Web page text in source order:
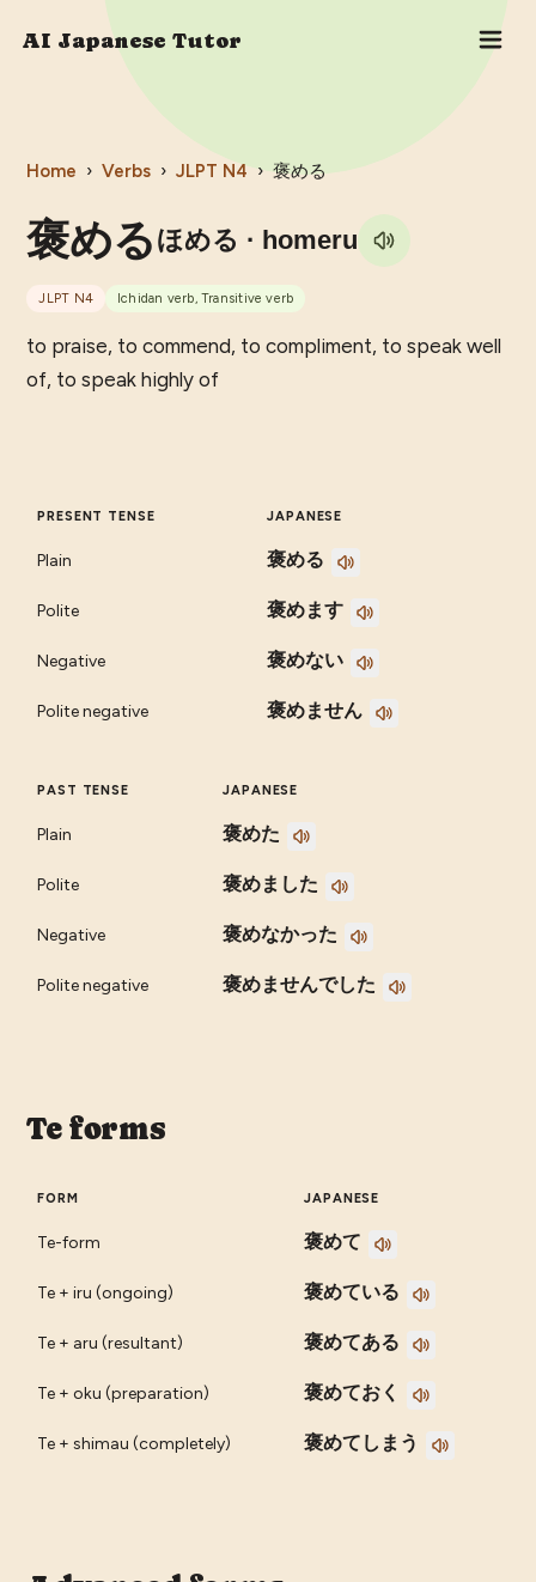
AI Japanese Tutor
Home › Verbs › JLPT N4 › 褒める
褒める ほめる · homeru
JLPT N4 Ichidan verb, Transitive verb
to praise, to commend, to compliment, to speak well
of, to speak highly of
PRESENT TENSE JAPANESE
Plain 褒める
Polite 褒めます
Negative 褒めない
Polite negative 褒めません
PAST TENSE JAPANESE
Plain 褒めた
Polite 褒めました
Negative 褒めなかった
Polite negative 褒めませんでした
Te forms
FORM JAPANESE
Te-form 褒めて
Te + iru (ongoing) 褒めている
Te + aru (resultant) 褒めてある
Te + oku (preparation) 褒めておく
Te + shimau (completely) 褒めてしまう